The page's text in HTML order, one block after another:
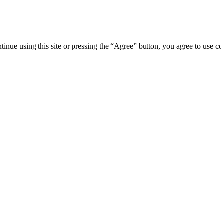
using this site or pressing the “Agree” button, you agree to use